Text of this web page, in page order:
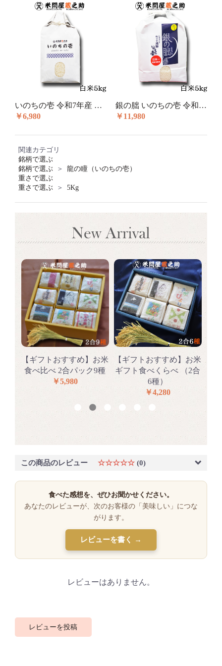
お買い物を続ける
いのちの壱 令和7年産 白米 5kg
￥6,980
銀の朏 いのちの壱 令和7年産 白米 5kg
￥11,980
関連カテゴリ
銘柄で選ぶ
銘柄で選ぶ
＞
龍の瞳（いのちの壱）
重さで選ぶ
重さで選ぶ
＞ 5Kg
【ギフトおすすめ】お米
食べ比べ 2合パック9種
￥5,980
【ギフトおすすめ】お米
ギフト食べくらべ （2合
6種）
￥4,280
この商品のレビュー ☆☆☆☆☆ (0)
食べた感想を、ぜひお聞かせください。
あなたのレビューが、次のお客様の「美味しい」につな
がります。
レビューを書く →
レビューはありません。
レビューを投稿